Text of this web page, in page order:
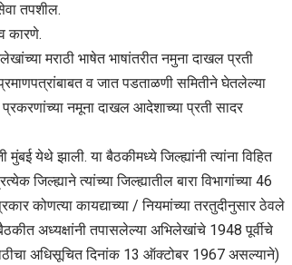
तपशील.
कारणे.
मराठी भाषेत भाषांतरीत नमुना दाखल प्रती
प्रमाणपत्रांबाबत व जात पडताळणी समितीने घेतलेल्‍या
नमूना दाखल आदेशाच्‍या प्रती सादर
येथे झाली. या बैठकीमध्‍ये जिल्ह्यांनी त्‍यांना विहित
जिल्ह्याने त्‍यांच्‍या जिल्ह्यातील बारा विभागांच्‍या 46
कोणत्‍या कायद्याच्‍या / नियमांच्‍या तरतुदीनुसार ठेवले
अध्‍यक्षांनी तपासलेल्‍या अभिलेखांचे 1948 पूर्वीचे
अधिसूचित दिनांक 13 ऑक्टोबर 1967 असल्‍याने)